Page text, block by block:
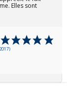
Elles sont